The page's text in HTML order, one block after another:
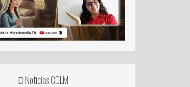
Noticias CDLM